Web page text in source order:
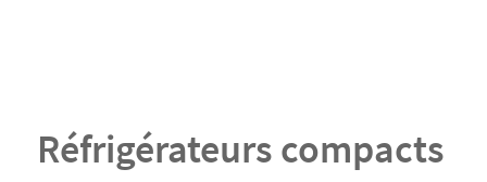
Réfrigérateurs compacts